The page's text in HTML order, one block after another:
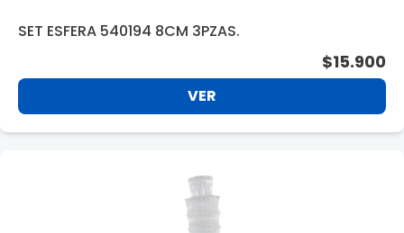
SET ESFERA 540194 8CM 3PZAS.
$15.900
VER